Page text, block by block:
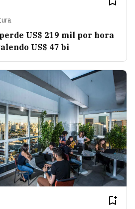
US$ 219 mil por hora
US$ 47 bi